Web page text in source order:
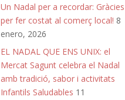
Un Nadal per a recordar: Gràcies
per fer costat al comerç local! 8
enero, 2026
EL NADAL QUE ENS UNIX: el
Mercat Sagunt celebra el Nadal
amb tradició, sabor i activitats
Infantils Saludables 11